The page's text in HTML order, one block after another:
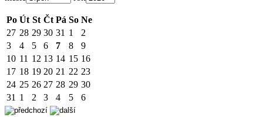
Po Út St Čt Pá So Ne
27 28 29 30 31 1
2
3
4 5 6 7 8
9
10 11 12 13 14 15 16
17 18 19 20 21 22 23
24 25 26 27 28 29 30
31 1 2 3 4 5 6